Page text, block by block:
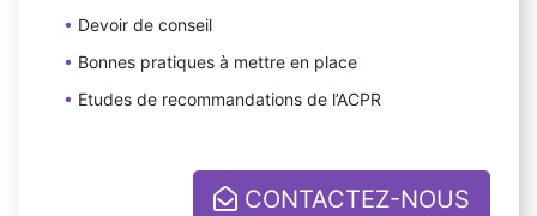
Devoir de conseil
Bonnes pratiques à mettre en place
Etudes de recommandations de l’ACPR
CONTACTEZ-NOUS